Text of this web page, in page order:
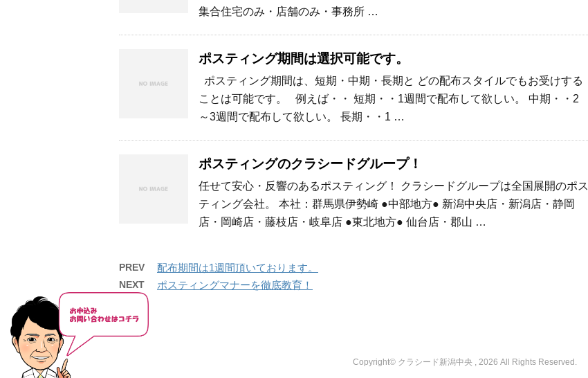
集合住宅のみ・店舗のみ・事務所 …
ポスティング期間は選択可能です。
ポスティング期間は、短期・中期・長期と どの配布スタイルでもお受けする
ことは可能です。 例えば・・ 短期・・1週間で配布して欲しい。 中期・・2
～3週間で配布して欲しい。 長期・・1 …
ポスティングのクラシードグループ！
任せて安心・反響のあるポスティング！ クラシードグループは全国展開のポス
ティング会社。 本社：群馬県伊勢崎 ●中部地方● 新潟中央店・新潟店・静岡
店・岡崎店・藤枝店・岐阜店 ●東北地方● 仙台店・郡山 …
PREV 配布期間は1週間頂いております。
NEXT ポスティングマナーを徹底教育！
Copyright© クラシード新潟中央 , 2026 All Rights Reserved.